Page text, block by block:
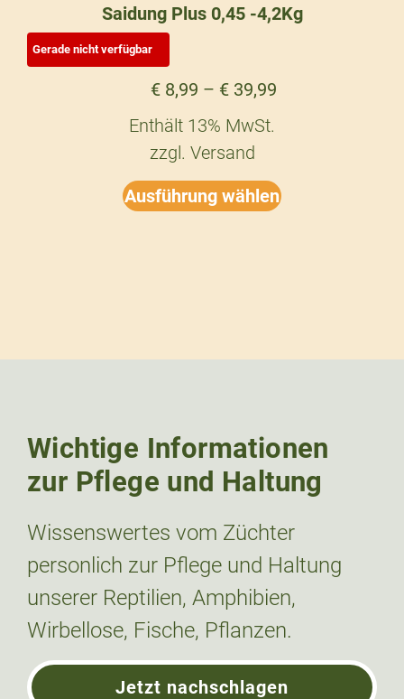
Saidung Plus 0,45 -4,2Kg
€8,99 – €39,99
Enthält 13% MwSt.
zzgl. Versand
Ausführung wählen
Wichtige Informationen
zur Pflege und Haltung
Wissenswertes vom Züchter
personlich zur Pflege und Haltung
unserer Reptilien, Amphibien,
Wirbellose, Fische, Pflanzen.
Jetzt nachschlagen